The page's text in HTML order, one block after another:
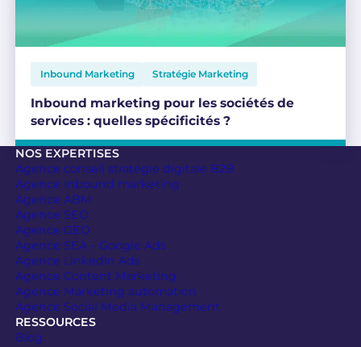
Inbound Marketing Stratégie Marketing
Inbound marketing pour les sociétés de
services : quelles spécificités ?
NOS EXPERTISES
Agence conseil stratégie digitale B2B
Agence Inbound marketing
Agence ABM
Agence SEO
Agence GEO
Agence SEA – Google Ads
Agence LinkedIn Ads
Agence Content Marketing
Agence Marketing automation
Agence Social Media Management
RESSOURCES
Blog